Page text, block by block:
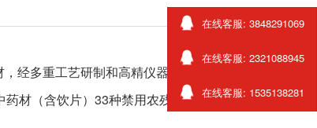
经多重工艺研制和高精仪器分析
材（含饮片）33种禁用农残分析
在线客服: 3848291069
在线客服: 2321088945
在线客服: 1535138281